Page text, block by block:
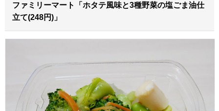
ファミリーマート「ホタテ風味と3種野菜の塩ごま油仕
立て(248円)」